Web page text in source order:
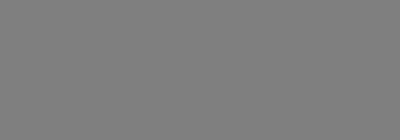
auf der Haut und spendet